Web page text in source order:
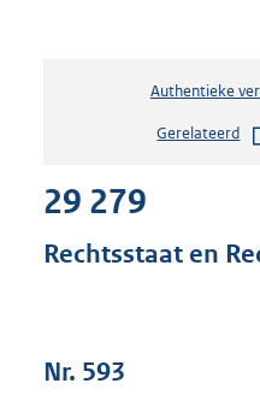
Authentieke
Gerelateerd
29 279
Rechtsstaat en
Nr. 593